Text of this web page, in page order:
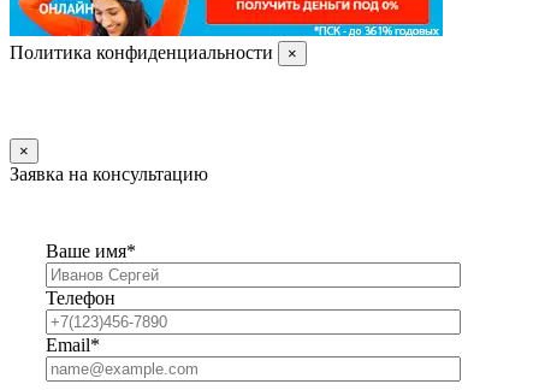
Политика конфиденциальности ×
×
Заявка на консультацию
Ваше имя*
Телефон
Email*